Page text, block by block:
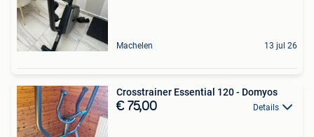
Machelen 13 jul 26
Crosstrainer Essential 120 - Domyos
€ 75,00 Details